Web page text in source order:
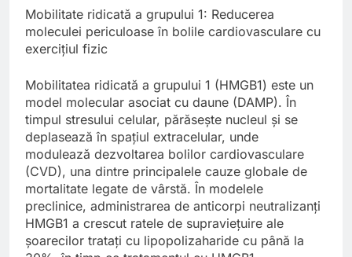
Mobilitate ridicată a grupului 1: Reducerea
moleculei periculoase în bolile cardiovasculare cu
exercițiul fizic
Mobilitatea ridicată a grupului 1 (HMGB1) este un
model molecular asociat cu daune (DAMP). În
timpul stresului celular, părăsește nucleul și se
deplasează în spațiul extracelular, unde
modulează dezvoltarea bolilor cardiovasculare
(CVD), una dintre principalele cauze globale de
mortalitate legate de vârstă. În modelele
preclinice, administrarea de anticorpi neutralizanți
HMGB1 a crescut ratele de supraviețuire ale
șoarecilor tratați cu lipopolizaharide cu până la